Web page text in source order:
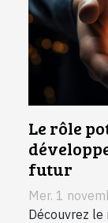
Le rôle
futur
Mer. 1
Découvrez